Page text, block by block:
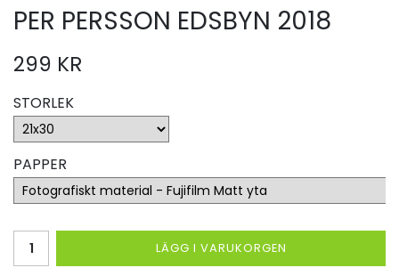
PER PERSSON EDSBYN 2018
299 KR
STORLEK
PAPPER
LÄGG I VARUKORGEN